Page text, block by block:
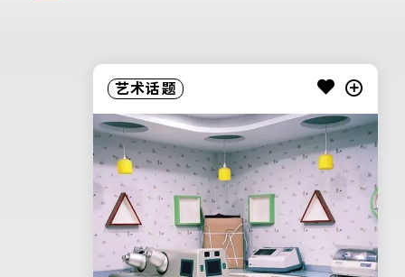
艺术话题